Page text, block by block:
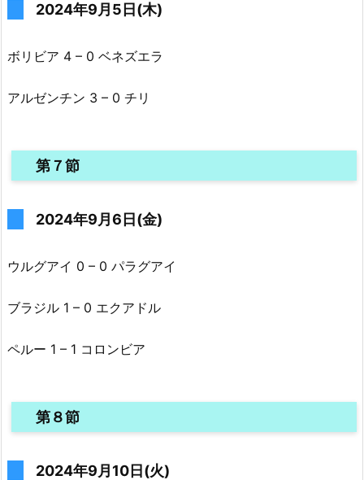
2024年9月5日(木)
ボリビア 4 – 0 ベネズエラ
アルゼンチン 3 – 0 チリ
第７節
2024年9月6日(金)
ウルグアイ 0 – 0 パラグアイ
ブラジル 1 – 0 エクアドル
ペルー 1 – 1 コロンビア
第８節
2024年9月10日(火)